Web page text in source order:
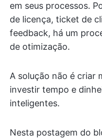
em seus processos.
de licença, ticket de
feedback, há um
de otimização.
A solução não é criar
investir tempo e
inteligentes.
Nesta postagem do